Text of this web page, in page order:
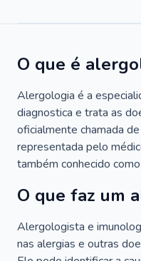
O que é
Alergologia é a
diagnostica e trata as
oficialmente chamada
representada pelo
também conhecido
O que faz um
Alergologista e
nas alergias e outras